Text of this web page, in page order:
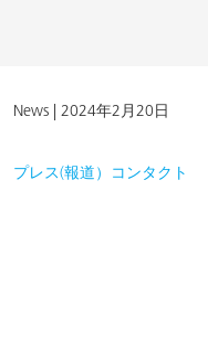
粉体塗料
印刷インキ
News |2024年2月20日
プレス(報道）コンタクト